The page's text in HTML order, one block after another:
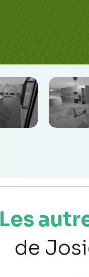
Les
de